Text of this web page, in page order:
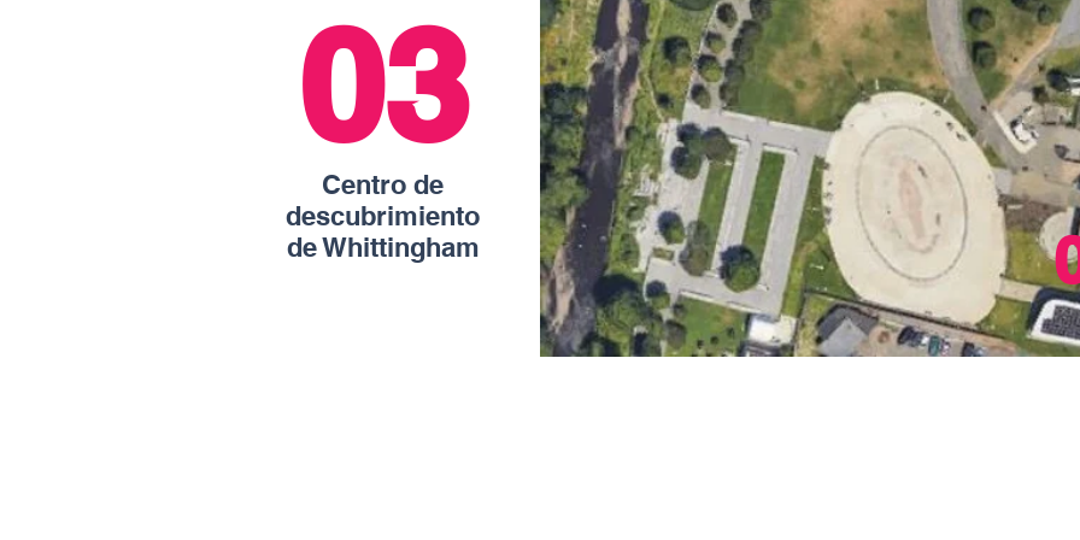
03
Centro de
descubrimiento
de Whittingham